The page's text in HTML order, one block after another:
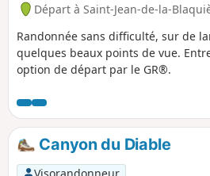
Départ à Saint-Jean-de-la-
Randonnée sans difficulté, sur de
quelques beaux points de vue.
option de départ par le GR®.
Canyon du Diable